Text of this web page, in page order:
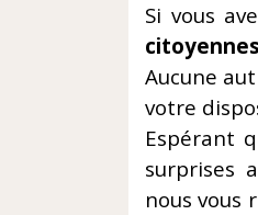
Si vous
Aucune
votre
Espérant
surprises
nous vous